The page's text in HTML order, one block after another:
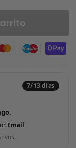
7/13 días
Email.